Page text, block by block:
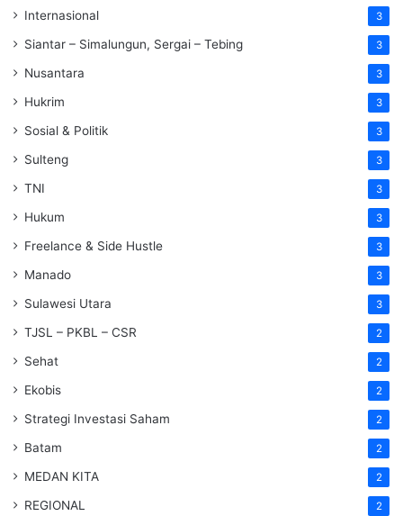
Internasional 3
Siantar – Simalungun, Sergai – Tebing 3
Nusantara 3
Hukrim 3
Sosial & Politik 3
Sulteng 3
TNI 3
Hukum 3
Freelance & Side Hustle 3
Manado 3
Sulawesi Utara 3
TJSL – PKBL – CSR 2
Sehat 2
Ekobis 2
Strategi Investasi Saham 2
Batam 2
MEDAN KITA 2
REGIONAL 2